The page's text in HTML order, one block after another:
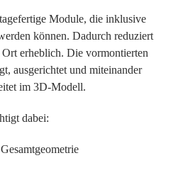
Module, die inklusive
können. Dadurch reduziert
erheblich. Die vormontierten
ausgerichtet und miteinander
im 3D-Modell.
dabei: